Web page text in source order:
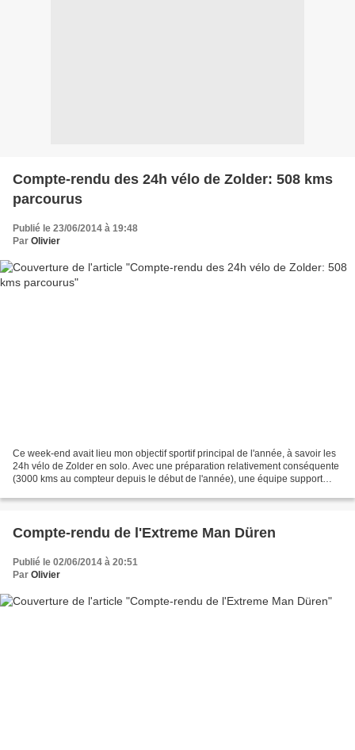
Compte-rendu des 24h vélo de Zolder: 508 kms
parcourus
Publié le 23/06/2014 à 19:48
Par Olivier
Ce week-end avait lieu mon objectif sportif principal de l'année, à savoir les
24h vélo de Zolder en solo. Avec une préparation relativement conséquente
(3000 kms au compteur depuis le début de l'année), une équipe support
Compte-rendu de l'Extreme Man Düren
Publié le 02/06/2014 à 20:51
Par Olivier